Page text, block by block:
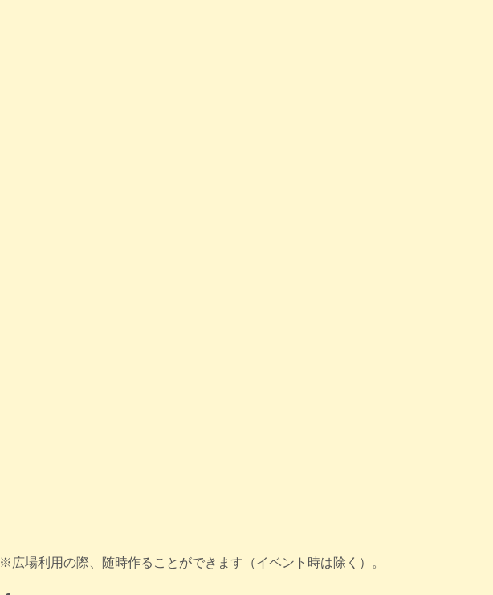
※広場利用の際、随時作ることができます（イベント時は除く）。